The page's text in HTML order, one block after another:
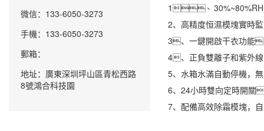
微信：133-6050-3273
手機：133-6050-3273
郵箱：
地址：廣東深圳坪山區青松西路
8號鴻合科技園
1、30%~80%RH
2、高精度恒濕模塊實時
3、一鍵開啟干衣功能
4、正負雙離子和紫外
5、水箱水滿自動停機，
6、24小時雙向定時開
7、配備高效除霜模塊，